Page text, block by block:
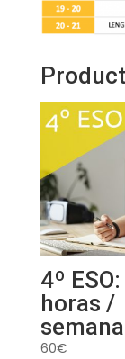
4º
horas /
semana
60€